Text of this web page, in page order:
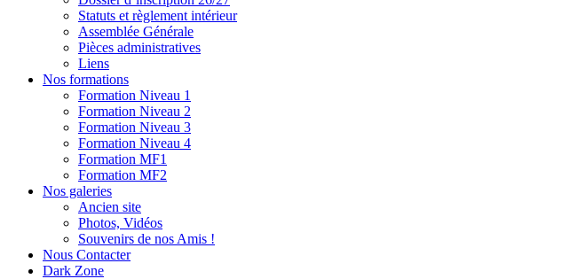
Statuts et règlement intérieur
Assemblée Générale
Pièces administratives
Liens
Nos formations
Formation Niveau 1
Formation Niveau 2
Formation Niveau 3
Formation Niveau 4
Formation MF1
Formation MF2
Nos galeries
Ancien site
Photos, Vidéos
Souvenirs de nos Amis !
Nous Contacter
Dark Zone